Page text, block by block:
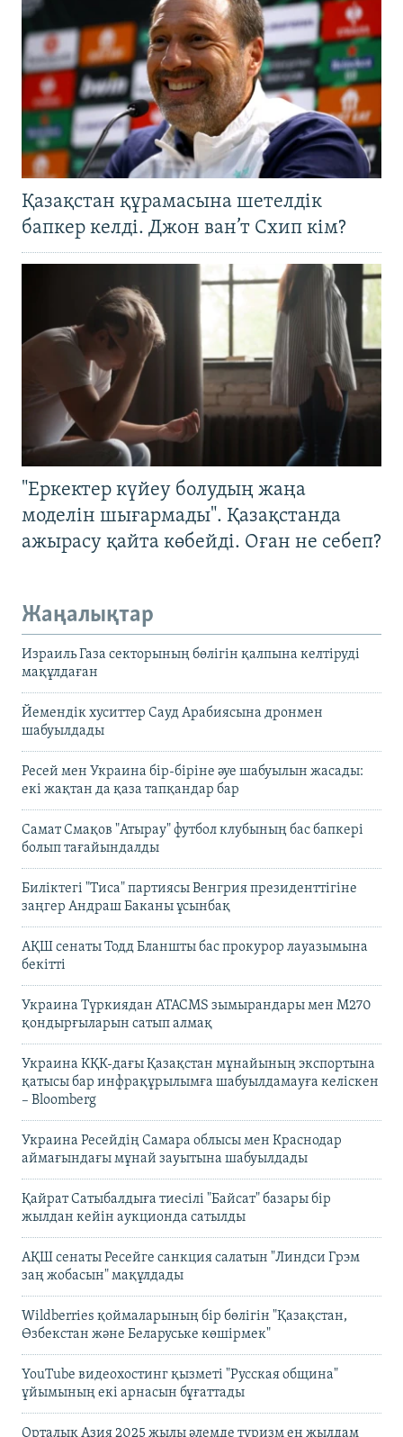
Қазақстан құрамасына шетелдік
бапкер келді. Джон ван’т Схип кім?
"Еркектер күйеу болудың жаңа
моделін шығармады". Қазақстанда
ажырасу қайта көбейді. Оған не себеп?
Жаңалықтар
Израиль Газа секторының бөлігін қалпына келтіруді
мақұлдаған
Йемендік хуситтер Сауд Арабиясына дронмен
шабуылдады
Ресей мен Украина бір-біріне әуе шабуылын жасады:
екі жақтан да қаза тапқандар бар
Самат Смақов "Атырау" футбол клубының бас бапкері
болып тағайындалды
Биліктегі "Тиса" партиясы Венгрия президенттігіне
заңгер Андраш Баканы ұсынбақ
АҚШ сенаты Тодд Бланшты бас прокурор лауазымына
бекітті
Украина Түркиядан ATACMS зымырандары мен M270
қондырғыларын сатып алмақ
Украина КҚК-дағы Қазақстан мұнайының экспортына
қатысы бар инфрақұрылымға шабуылдамауға келіскен
– Bloomberg
Украина Ресейдің Самара облысы мен Краснодар
аймағындағы мұнай зауытына шабуылдады
Қайрат Сатыбалдыға тиесілі "Байсат" базары бір
жылдан кейін аукционда сатылды
АҚШ сенаты Ресейге санкция салатын "Линдси Грэм
заң жобасын" мақұлдады
Wildberries қоймаларының бір бөлігін "Қазақстан,
Өзбекстан және Беларуське көшірмек"
YouTube видеохостинг қызметі "Русская община"
ұйымының екі арнасын бұғаттады
Орталық Азия 2025 жылы әлемде туризм ең жылдам